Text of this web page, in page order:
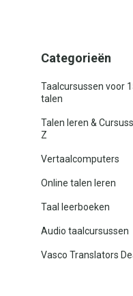
Categorieën
Taalcursussen voor
talen
Talen leren &
Z
Vertaalcomputers
Online talen leren
Taal leerboeken
Audio taalcursussen
Vasco Translators